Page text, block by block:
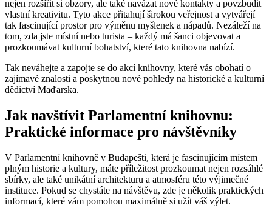
nejen rozšířit si obzory, ale také navázat nové kontakty a povzbudit
vlastní kreativitu. Tyto akce přitahují širokou veřejnost a vytvářejí
tak fascinující prostor pro výměnu myšlenek a nápadů. Nezáleží na
tom, zda jste místní nebo turista – každý má šanci objevovat a
prozkoumávat kulturní bohatství, které tato knihovna nabízí.
Tak neváhejte a zapojte se do akcí knihovny, které vás obohatí o
zajímavé znalosti a poskytnou nové pohledy na historické a kulturní
dědictví Maďarska.
Jak navštívit Parlamentní knihovnu:
Praktické informace pro návštěvníky
V Parlamentní knihovně v Budapešti, která je fascinujícím místem
plným historie a kultury, máte příležitost prozkoumat nejen rozsáhlé
sbírky, ale také unikátní architekturu a atmosféru této výjimečné
instituce. Pokud se chystáte na návštěvu, zde je několik praktických
informací, které vám pomohou maximálně si užít váš výlet.